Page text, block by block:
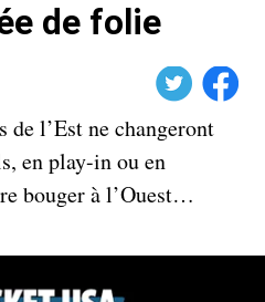
de folie
Facebook
l’Est ne changeront
en play-in ou en
bouger à l’Ouest…